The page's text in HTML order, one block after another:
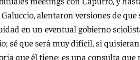
alentaron versiones de
en un eventual gobierno
sé que será muy difícil, si
que él tiene; es una consulta